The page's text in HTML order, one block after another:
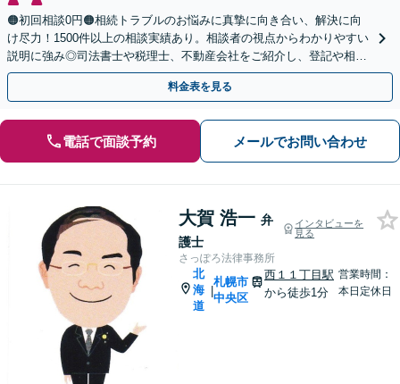
🟠初回相談0円🟠相続トラブルのお悩みに真摯に向き合い、解決に向
け尽力！1500件以上の相談実績あり。相談者の視点からわかりやすい
説明に強み◎司法書士や税理士、不動産会社をご紹介し、登記や相続
税の申告までワンストップで対応【夜間相談可】
料金表を見る
電話で面談予約 メールでお問い合わせ
大賀 浩一 弁
護士
インタビューを
見る
さっぽろ法律事務所
北
海
道
|
札幌市
中央区
西１１丁目駅
から徒歩1分
営業時間：
本日定休日